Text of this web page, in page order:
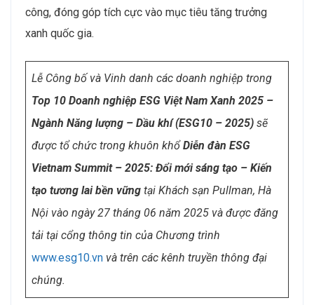
công, đóng góp tích cực vào mục tiêu tăng trưởng
xanh quốc gia.
Lễ Công bố và Vinh danh các doanh nghiệp trong
Top 10 Doanh nghiệp ESG Việt Nam Xanh 2025 –
Ngành Năng lượng – Dầu khí (ESG10 – 2025) sẽ
được tổ chức trong khuôn khổDiễn đàn ESG
Vietnam Summit – 2025: Đổi mới sáng tạo – Kiến
tạo tương lai bền vững tại Khách sạn Pullman, Hà
Nội vào ngày 27 tháng 06 năm 2025 và được đăng
tải tại cổng thông tin của Chương trình
www.esg10.vn và trên các kênh truyền thông đại
chúng.